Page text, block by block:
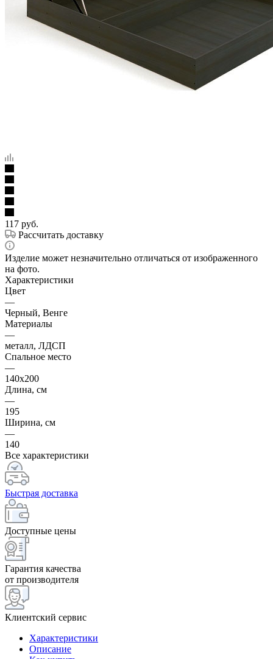
117 руб.
Рассчитать доставку
Изделие может незначительно отличаться от изображенного
на фото.
Характеристики
Цвет
—
Черный, Венге
Материалы
—
металл, ЛДСП
Спальное место
—
140х200
Длина, см
—
195
Ширина, см
—
140
Все характеристики
Быстрая доставка
Доступные цены
Гарантия качества
от производителя
Клиентский сервис
Характеристики
Описание